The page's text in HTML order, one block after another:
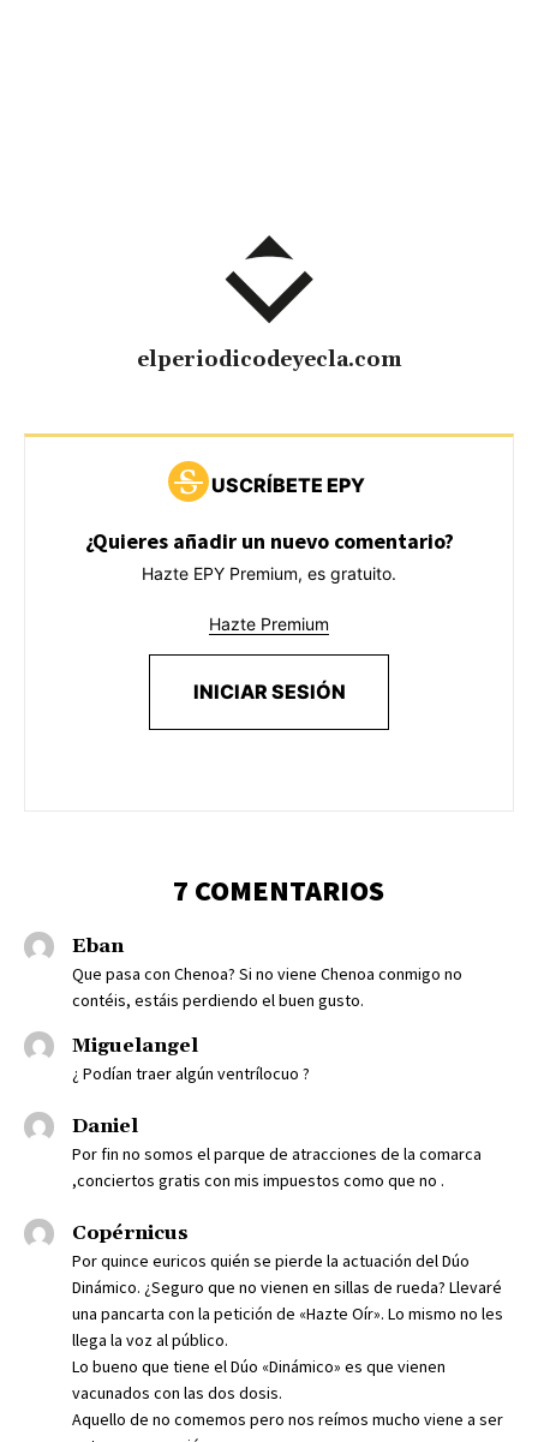
elperiodicodeyecla.com
USCRÍBETE EPY
¿Quieres añadir un nuevo comentario?
Hazte EPY Premium, es gratuito.
Hazte Premium
INICIAR SESIÓN
7 COMENTARIOS
Eban
Que pasa con Chenoa? Si no viene Chenoa conmigo no
contéis, estáis perdiendo el buen gusto.
Miguelangel
¿ Podían traer algún ventrílocuo ?
Daniel
Por fin no somos el parque de atracciones de la comarca
,conciertos gratis con mis impuestos como que no .
Copérnicus
Por quince euricos quién se pierde la actuación del Dúo
Dinámico. ¿Seguro que no vienen en sillas de rueda? Llevaré
una pancarta con la petición de «Hazte Oír». Lo mismo no les
llega la voz al público.
Lo bueno que tiene el Dúo «Dinámico» es que vienen
vacunados con las dos dosis.
Aquello de no comemos pero nos reímos mucho viene a ser